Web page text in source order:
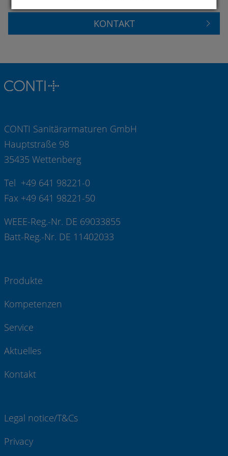
KONTAKT
CONTI Sanitärarmaturen GmbH
Hauptstraße 98
35435 Wettenberg
Tel +49 641 98221-0
Fax +49 641 98221-50
WEEE-Reg.-Nr. DE 69033855
Batt-Reg.-Nr. DE 11402033
Produkte
Kompetenzen
Service
Aktuelles
Kontakt
Legal notice/T&Cs
Privacy